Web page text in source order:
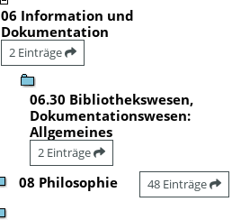
06 Information und
Dokumentation
2 Einträge
06.30 Bibliothekswesen,
Dokumentationswesen:
Allgemeines
2 Einträge
08 Philosophie 48 Einträge